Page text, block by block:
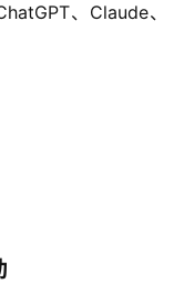
、Claude、